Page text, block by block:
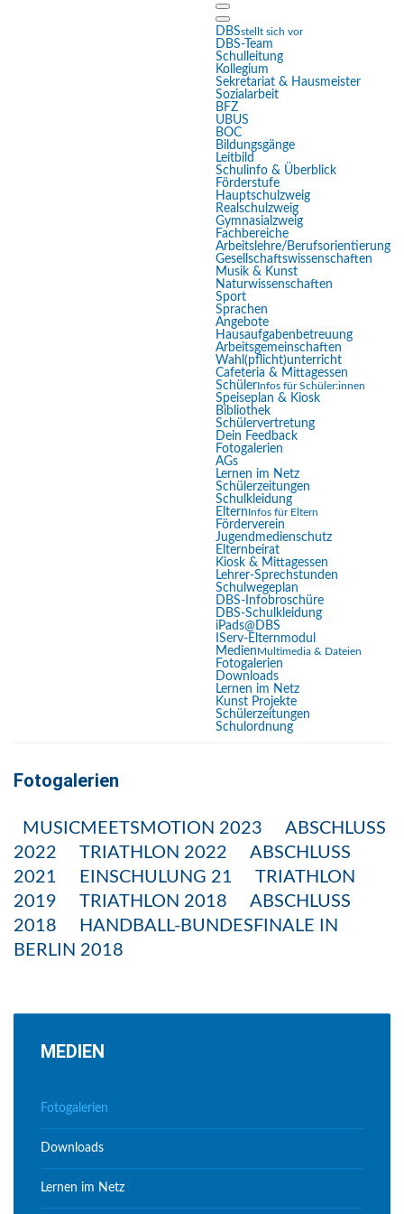
DBSstellt sich vor
DBS-Team
Schulleitung
Kollegium
Sekretariat & Hausmeister
Sozialarbeit
BFZ
UBUS
BOC
Bildungsgänge
Leitbild
Schulinfo & Überblick
Förderstufe
Hauptschulzweig
Realschulzweig
Gymnasialzweig
Fachbereiche
Arbeitslehre/Berufsorientierung
Gesellschaftswissenschaften
Musik & Kunst
Naturwissenschaften
Sport
Sprachen
Angebote
Hausaufgabenbetreuung
Arbeitsgemeinschaften
Wahl(pflicht)unterricht
Cafeteria & Mittagessen
SchülerInfos für Schüler:innen
Speiseplan & Kiosk
Bibliothek
Schülervertretung
Dein Feedback
Fotogalerien
AGs
Lernen im Netz
Schülerzeitungen
Schulkleidung
ElternInfos für Eltern
Förderverein
Jugendmedienschutz
Elternbeirat
Kiosk & Mittagessen
Lehrer-Sprechstunden
Schulwegeplan
DBS-Infobroschüre
DBS-Schulkleidung
iPads@DBS
IServ-Elternmodul
MedienMultimedia & Dateien
Fotogalerien
Downloads
Lernen im Netz
Kunst Projekte
Schülerzeitungen
Schulordnung
Medien Fotogalerien
Fotogalerien
MUSICMEETSMOTION 2023
ABSCHLUSS
2022
TRIATHLON 2022
ABSCHLUSS
2021
EINSCHULUNG 21
TRIATHLON
2019
TRIATHLON 2018
ABSCHLUSS
2018
HANDBALL-BUNDESFINALE IN
BERLIN 2018
MEDIEN
Fotogalerien
Downloads
Lernen im Netz